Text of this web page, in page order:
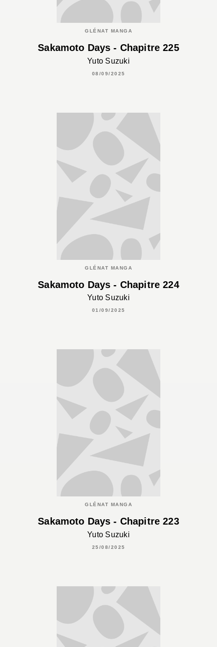
GLÉNAT MANGA
Sakamoto Days - Chapitre 225
Yuto Suzuki
08/09/2025
GLÉNAT MANGA
Sakamoto Days - Chapitre 224
Yuto Suzuki
01/09/2025
GLÉNAT MANGA
Sakamoto Days - Chapitre 223
Yuto Suzuki
25/08/2025